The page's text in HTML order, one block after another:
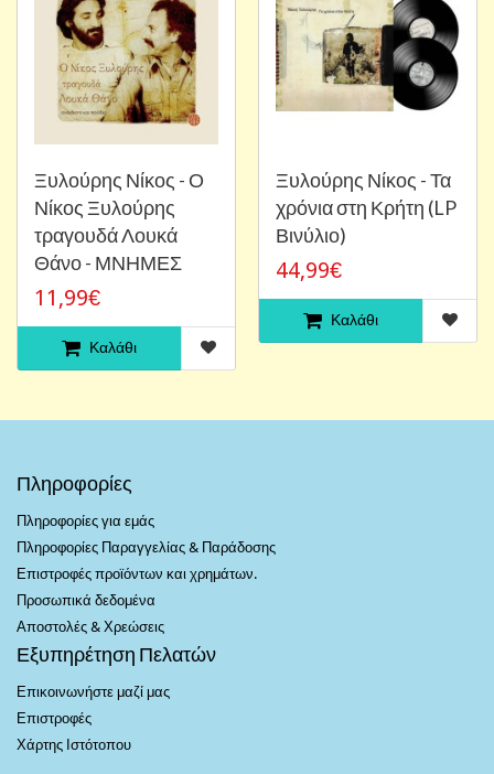
Ξυλούρης Νίκος - Ο
Νίκος Ξυλούρης
τραγουδά Λουκά
Θάνο - ΜΝΗΜΕΣ
11,99€
Καλάθι
Ξυλούρης Νίκος - Τα
χρόνια στη Κρήτη (LP
Βινύλιο)
44,99€
Καλάθι
Πληροφορίες
Πληροφορίες για εμάς
Πληροφορίες Παραγγελίας & Παράδοσης
Επιστροφές προϊόντων και χρημάτων.
Προσωπικά δεδομένα
Αποστολές & Χρεώσεις
Εξυπηρέτηση Πελατών
Επικοινωνήστε μαζί μας
Επιστροφές
Χάρτης Ιστότοπου